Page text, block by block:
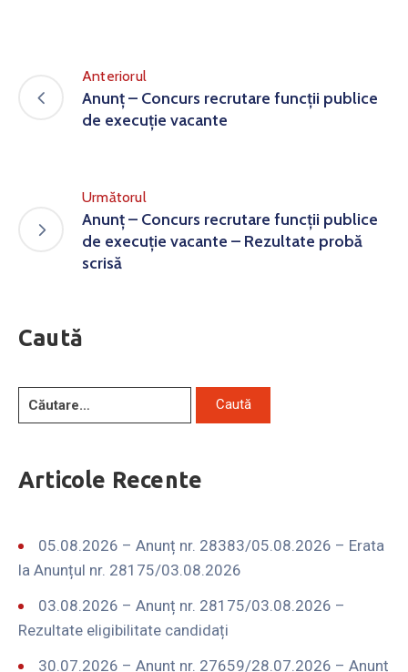
Anteriorul
Anunț – Concurs recrutare funcții publice
de execuție vacante
Următorul
Anunț – Concurs recrutare funcții publice
de execuție vacante – Rezultate probă
scrisă
Caută
Articole Recente
05.08.2026 – Anunț nr. 28383/05.08.2026 – Erata
la Anunțul nr. 28175/03.08.2026
03.08.2026 – Anunț nr. 28175/03.08.2026 –
Rezultate eligibilitate candidați
30.07.2026 – Anunț nr. 27659/28.07.2026 – Anunț